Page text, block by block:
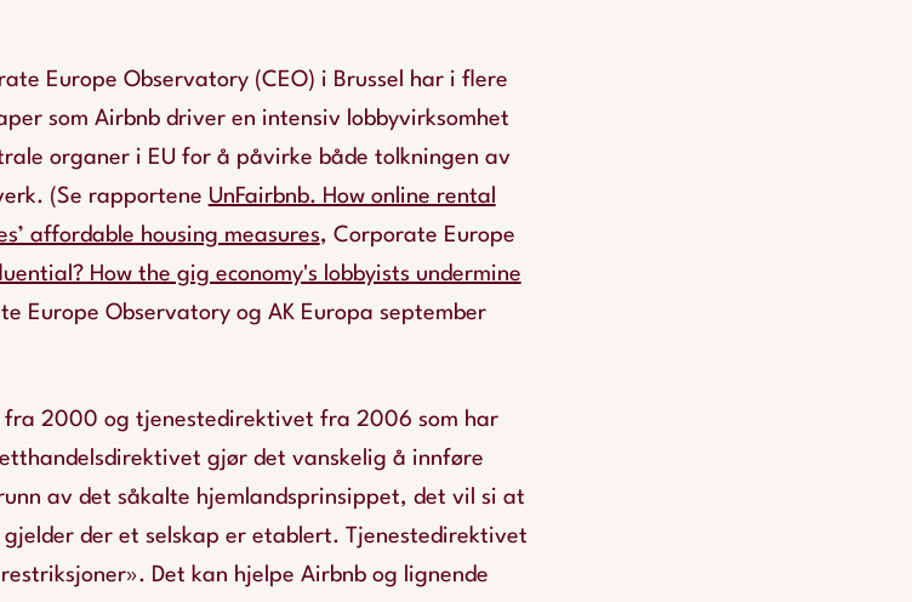
Europe Observatory (CEO) i Brussel har i flere
som Airbnb driver en intensiv lobbyvirksomhet
organer i EU for å påvirke både tolkningen av
(Se rapportene UnFairbnb. How online rental
affordable housing measures, Corporate Europe
How the gig economy's lobbyists undermine
Europe Observatory og AK Europa september
2000 og tjenestedirektivet fra 2006 som har
gjør det vanskelig å innføre
av det såkalte hjemlandsprinsippet, det vil si at
der et selskap er etablert. Tjenestedirektivet
Det kan hjelpe Airbnb og lignende